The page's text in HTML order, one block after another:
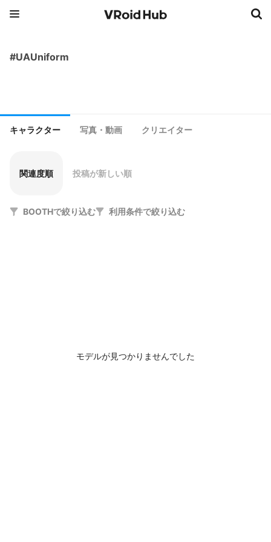
#UAUniform
キャラクター 写真・動画 クリエイター
関連度順 投稿が新しい順
BOOTHで絞り込む 利用条件で絞り込む
モデルが見つかりませんでした